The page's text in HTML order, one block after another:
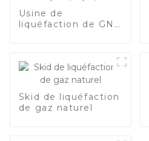
Usine de
liquéfaction de GNL
Skid de liquéfaction
de gaz naturel